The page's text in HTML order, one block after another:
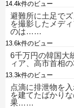
14.4k件のビュー
避難所に土足で
を撮影したメデ
のは……
13.6k件のビュー
6千万円の韓国大
ィア、高市首相
13.3k件のビュー
点滴に排泄物を
を建てたばかり
果……